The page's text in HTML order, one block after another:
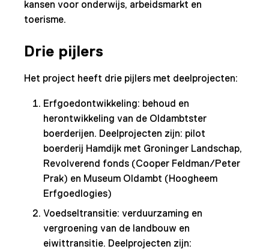
kansen voor onderwijs, arbeidsmarkt en
toerisme.
Drie pijlers
Het project heeft drie pijlers met deelprojecten:
Erfgoedontwikkeling: behoud en
herontwikkeling van de Oldambtster
boerderijen. Deelprojecten zijn: pilot
boerderij Hamdijk met Groninger Landschap,
Revolverend fonds (Cooper Feldman/Peter
Prak) en Museum Oldambt (Hoogheem
Erfgoedlogies)
Voedseltransitie: verduurzaming en
vergroening van de landbouw en
eiwittransitie. Deelprojecten zijn: